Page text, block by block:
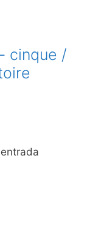
cinque /